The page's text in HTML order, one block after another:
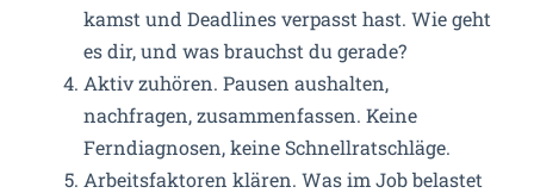
kamst und Deadlines verpasst hast. Wie geht
es dir, und was brauchst du gerade?
Aktiv zuhören. Pausen aushalten,
nachfragen, zusammenfassen. Keine
Ferndiagnosen, keine Schnellratschläge.
Arbeitsfaktoren klären. Was im Job belastet